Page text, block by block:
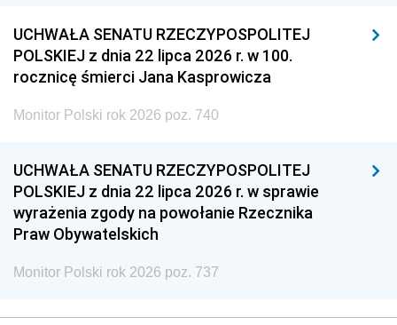
UCHWAŁA SENATU RZECZYPOSPOLITEJ
POLSKIEJ z dnia 22 lipca 2026 r. w 100.
rocznicę śmierci Jana Kasprowicza
Monitor Polski rok 2026 poz. 740
UCHWAŁA SENATU RZECZYPOSPOLITEJ
POLSKIEJ z dnia 22 lipca 2026 r. w sprawie
wyrażenia zgody na powołanie Rzecznika
Praw Obywatelskich
Monitor Polski rok 2026 poz. 737